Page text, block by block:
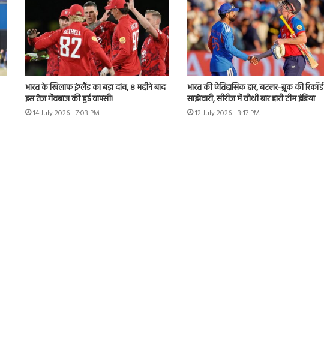
भारत के खिलाफ इंग्लैंड का बड़ा दांव, 8 महीने बाद
इस तेज गेंदबाज की हुई वापसी!
14 July 2026 - 7:03 PM
भारत की ऐतिहासिक हार, बटलर-ब्रूक की रिकॉर्ड
साझेदारी, सीरीज में चौथी बार हारी टीम इंडिया
12 July 2026 - 3:17 PM